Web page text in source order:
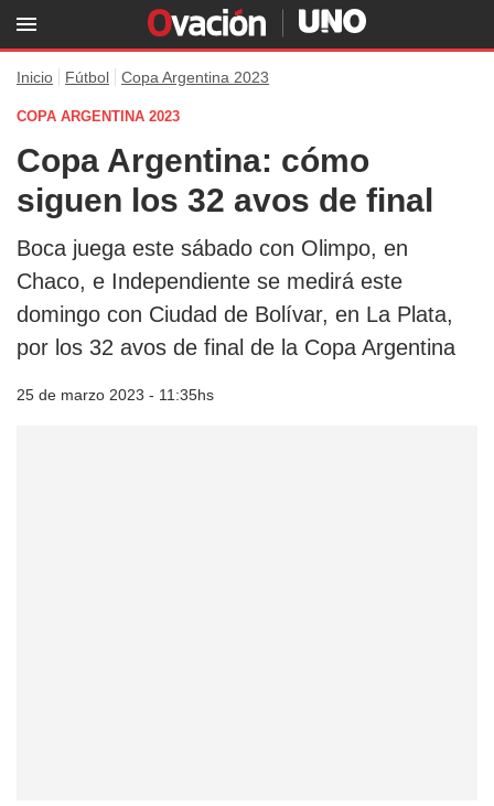
Inicio Fútbol Copa Argentina 2023
COPA ARGENTINA 2023
Copa Argentina: cómo
siguen los 32 avos de final
Boca juega este sábado con Olimpo, en
Chaco, e Independiente se medirá este
domingo con Ciudad de Bolívar, en La Plata,
por los 32 avos de final de la Copa Argentina
25 de marzo 2023 - 11:35hs